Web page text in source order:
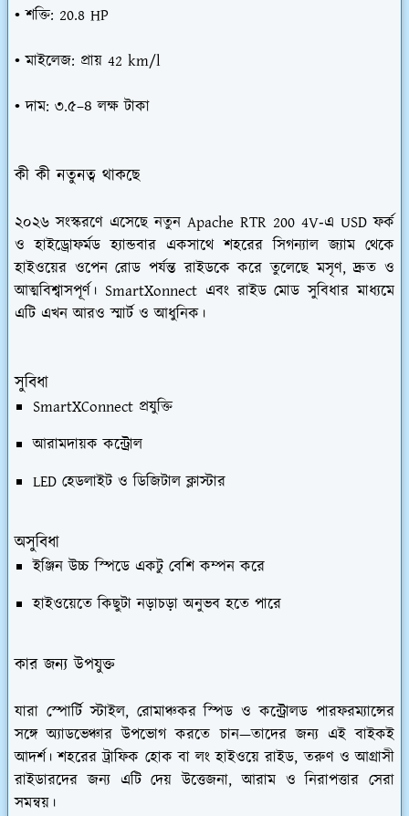
• শক্তি: 20.8 HP
• মাইলেজ: প্রায় 42 km/l
• দাম: ৩.৫–৪ লক্ষ টাকা
কী কী নতুনত্ব থাকছে
২০২৬ সংস্করণে এসেছে নতুন Apache RTR 200 4V‑এ USD ফর্ক
ও হাইড্রোফর্মড হ্যান্ডবার একসাথে শহরের সিগন্যাল জ্যাম থেকে
হাইওয়ের ওপেন রোড পর্যন্ত রাইডকে করে তুলেছে মসৃণ, দ্রুত ও
আত্মবিশ্বাসপূর্ণ। SmartXonnect এবং রাইড মোড সুবিধার মাধ্যমে
এটি এখন আরও স্মার্ট ও আধুনিক।
সুবিধা
SmartXConnect প্রযুক্তি
আরামদায়ক কন্ট্রোল
LED হেডলাইট ও ডিজিটাল ক্লাস্টার
অসুবিধা
ইঞ্জিন উচ্চ স্পিডে একটু বেশি কম্পন করে
হাইওয়েতে কিছুটা নড়াচড়া অনুভব হতে পারে
কার জন্য উপযুক্ত
যারা স্পোর্টি স্টাইল, রোমাঞ্চকর স্পিড ও কন্ট্রোলড পারফরম্যান্সের
সঙ্গে অ্যাডভেঞ্চার উপভোগ করতে চান—তাদের জন্য এই বাইকই
আদর্শ। শহরের ট্রাফিক হোক বা লং হাইওয়ে রাইড, তরুণ ও আগ্রাসী
রাইডারদের জন্য এটি দেয় উত্তেজনা, আরাম ও নিরাপত্তার সেরা
সমন্বয়।